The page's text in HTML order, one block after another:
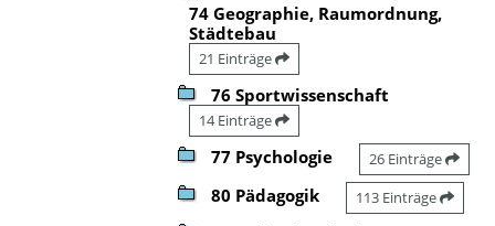
74 Geographie, Raumordnung,
Städtebau
21 Einträge
76 Sportwissenschaft
14 Einträge
77 Psychologie 26 Einträge
80 Pädagogik 113 Einträge